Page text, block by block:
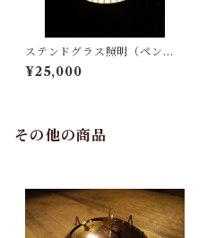
ステンドグラス照明（ペンダ
ントタイプ）
¥25,000
その他の商品